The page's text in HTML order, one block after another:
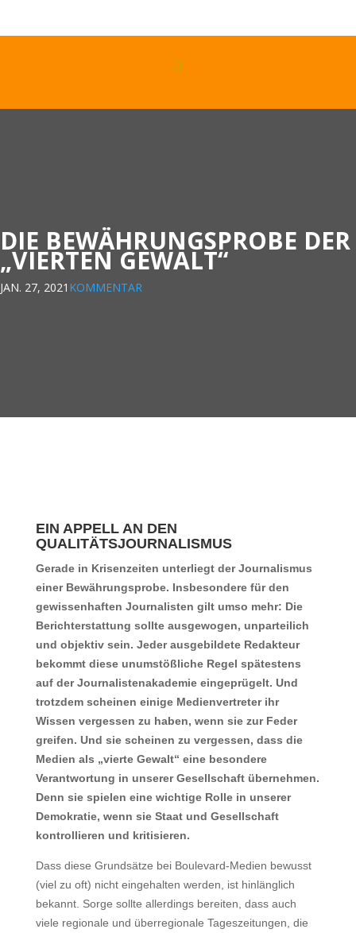
DIE BEWÄHRUNGSPROBE DER
„VIERTEN GEWALT“
JAN. 27, 2021 KOMMENTAR
EIN APPELL AN DEN
QUALITÄTSJOURNALISMUS
Gerade in Krisenzeiten unterliegt der Journalismus
einer Bewährungsprobe. Insbesondere für den
gewissenhaften Journalisten gilt umso mehr: Die
Berichterstattung sollte ausgewogen, unparteilich
und objektiv sein. Jeder ausgebildete Redakteur
bekommt diese unumstößliche Regel spätestens
auf der Journalistenakademie eingeprügelt. Und
trotzdem scheinen einige Medienvertreter ihr
Wissen vergessen zu haben, wenn sie zur Feder
greifen. Und sie scheinen zu vergessen, dass die
Medien als „vierte Gewalt“ eine besondere
Verantwortung in unserer Gesellschaft übernehmen.
Denn sie spielen eine wichtige Rolle in unserer
Demokratie, wenn sie Staat und Gesellschaft
kontrollieren und kritisieren.
Dass diese Grundsätze bei Boulevard-Medien bewusst
(viel zu oft) nicht eingehalten werden, ist hinlänglich
bekannt. Sorge sollte allerdings bereiten, dass auch
viele regionale und überregionale Tageszeitungen, die